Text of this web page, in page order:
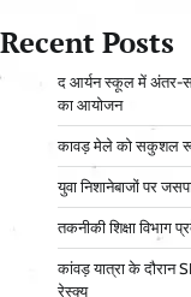
Recent Posts
द आर्यन स्कूल में अंतर-
का आयोजन
कावड़ मेले को सकुशल
युवा निशानेबाजों पर
तकनीकी शिक्षा विभाग
कांवड़ यात्रा के दौरान
रेस्क्यू